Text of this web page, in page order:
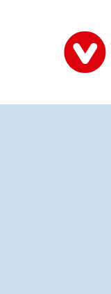
Finanzen